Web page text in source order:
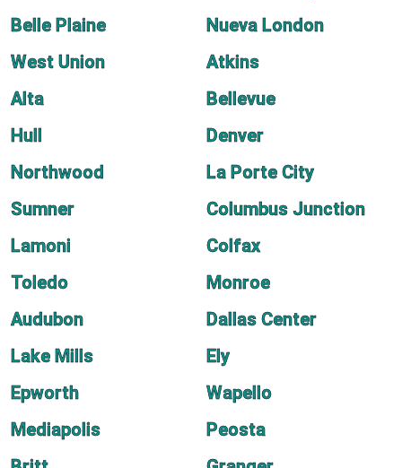
Belle Plaine
Nueva London
West Union
Atkins
Alta
Bellevue
Hull
Denver
Northwood
La Porte City
Sumner
Columbus Junction
Lamoni
Colfax
Toledo
Monroe
Audubon
Dallas Center
Lake Mills
Ely
Epworth
Wapello
Mediapolis
Peosta